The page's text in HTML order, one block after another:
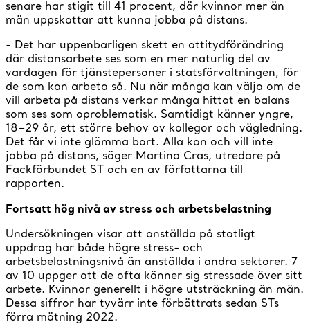
senare har stigit till 41 procent, där kvinnor mer än
män uppskattar att kunna jobba på distans.
- Det har uppenbarligen skett en attitydförändring
där distansarbete ses som en mer naturlig del av
vardagen för tjänstepersoner i statsförvaltningen, för
de som kan arbeta så. Nu när många kan välja om de
vill arbeta på distans verkar många hittat en balans
som ses som oproblematisk. Samtidigt känner yngre,
18–29 år, ett större behov av kollegor och vägledning.
Det får vi inte glömma bort. Alla kan och vill inte
jobba på distans, säger Martina Cras, utredare på
Fackförbundet ST och en av författarna till
rapporten.
Fortsatt hög nivå av stress och arbetsbelastning
Undersökningen visar att anställda på statligt
uppdrag har både högre stress- och
arbetsbelastningsnivå än anställda i andra sektorer. 7
av 10 uppger att de ofta känner sig stressade över sitt
arbete. Kvinnor generellt i högre utsträckning än män.
Dessa siffror har tyvärr inte förbättrats sedan STs
förra mätning 2022.